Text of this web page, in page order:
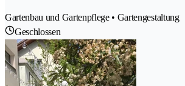
Gartenbau und Gartenpflege • Gartengestaltung
Geschlossen